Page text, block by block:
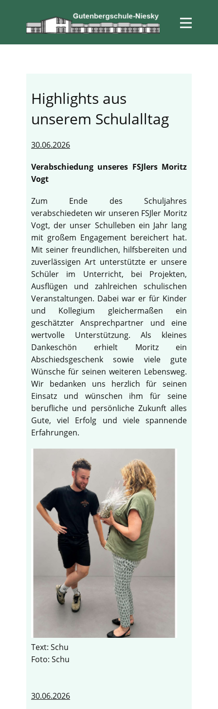
Highlights aus
unserem Schulalltag
30.06.2026
Verabschiedung unseres FSJlers Moritz
Vogt
Zum Ende des Schuljahres
verabschiedeten wir unseren FSJler Moritz
Vogt, der unser Schulleben ein Jahr lang
mit großem Engagement bereichert hat.
Mit seiner freundlichen, hilfsbereiten und
zuverlässigen Art unterstützte er unsere
Schüler im Unterricht, bei Projekten,
Ausflügen und zahlreichen schulischen
Veranstaltungen. Dabei war er für Kinder
und Kollegium gleichermaßen ein
geschätzter Ansprechpartner und eine
wertvolle Unterstützung. Als kleines
Dankeschön erhielt Moritz ein
Abschiedsgeschenk sowie viele gute
Wünsche für seinen weiteren Lebensweg.
Wir bedanken uns herzlich für seinen
Einsatz und wünschen ihm für seine
berufliche und persönliche Zukunft alles
Gute, viel Erfolg und viele spannende
Erfahrungen.
Text: Schu
Foto: Schu
30.06.2026